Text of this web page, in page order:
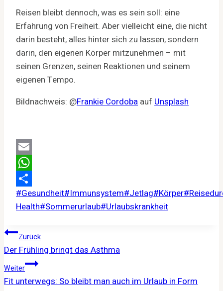
Reisen bleibt dennoch, was es sein soll: eine
Erfahrung von Freiheit. Aber vielleicht eine, die nicht
darin besteht, alles hinter sich zu lassen, sondern
darin, den eigenen Körper mitzunehmen – mit
seinen Grenzen, seinen Reaktionen und seinem
eigenen Tempo.
Bildnachweis: @Frankie Cordoba auf Unsplash
Email
WhatsApp
Teilen
Schlagworte:
#Gesundheit#Immunsystem#Jetlag#Körper#
Health#Sommerurlaub#Urlaubskrankheit
Beitragsnavigation
Zurück
Der Frühling bringt das Asthma
Weiter
Fit unterwegs: So bleibt man auch im Urlaub in Form